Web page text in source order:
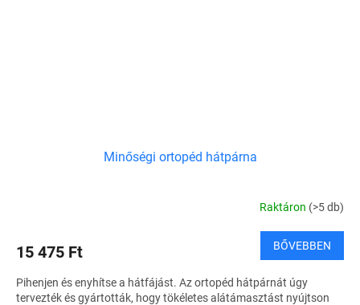
Minőségi ortopéd hátpárna
Raktáron (>5 db)
15 475 Ft BŐVEBBEN
Pihenjen és enyhítse a hátfájást. Az ortopéd hátpárnát úgy
tervezték és gyártották, hogy tökéletes alátámasztást nyújtson